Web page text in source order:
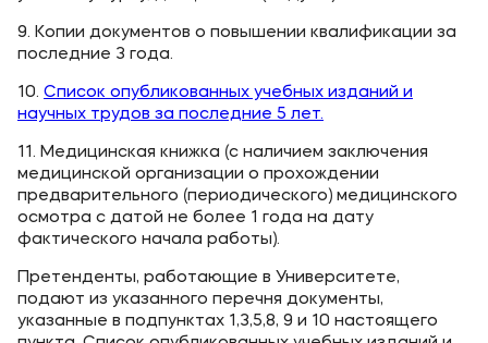
9. Копии документов о повышении квалификации за
последние 3 года.
10. Список опубликованных учебных изданий и
научных трудов за последние 5 лет.
11. Медицинская книжка (с наличием заключения
медицинской организации о прохождении
предварительного (периодического) медицинского
осмотра с датой не более 1 года на дату
фактического начала работы).
Претенденты, работающие в Университете,
подают из указанного перечня документы,
указанные в подпунктах 1,3,5,8, 9 и 10 настоящего